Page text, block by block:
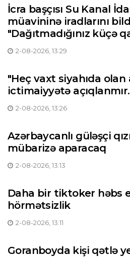
İcra başçısı Su Kanal
müavininə iradlarını
"Dağıtmadığınız küçə
2-08-2026, 13:29
"Heç vaxt siyahıda olan
ictimaiyyətə
2-08-2026, 13:26
Azərbaycanlı güləşçi
mübarizə aparacaq
2-08-2026, 13:13
Daha bir tiktoker həbs
hörmətsizlik
2-08-2026, 13:11
Goranboyda kişi qətlə